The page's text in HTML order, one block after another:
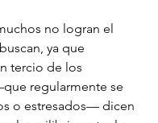
no logran el
ya que
tercio de los
regularmente se
o estresados— dicen